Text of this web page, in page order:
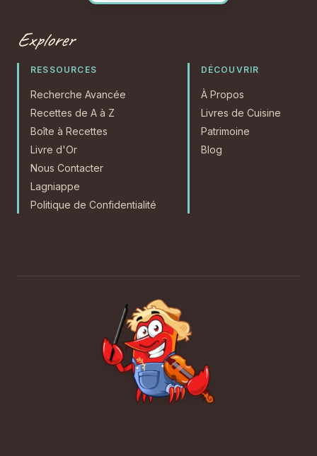
Explorer
RESSOURCES
Recherche Avancée
Recettes de A à Z
Boîte à Recettes
Livre d'Or
Nous Contacter
Lagniappe
Politique de Confidentialité
DÉCOUVRIR
À Propos
Livres de Cuisine
Patrimoine
Blog